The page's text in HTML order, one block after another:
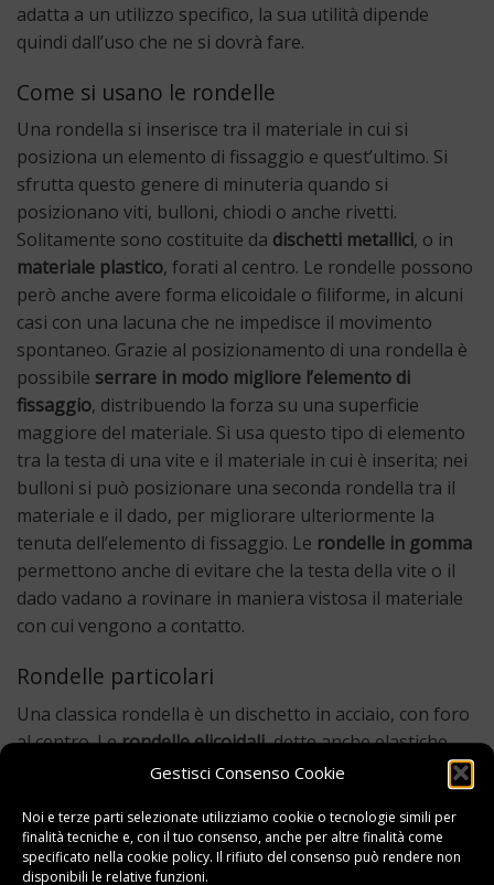
Gestisci Consenso Cookie
Noi e terze parti selezionate utilizziamo cookie o tecnologie simili per
finalità tecniche e, con il tuo consenso, anche per altre finalità come
specificato nella cookie policy. Il rifiuto del consenso può rendere non
disponibili le relative funzioni.
adatta a un utilizzo specifico, la sua utilità dipende
quindi dall’uso che ne si dovrà fare.
Come si usano le rondelle
Una rondella si inserisce tra il materiale in cui si
posiziona un elemento di fissaggio e quest’ultimo. Si
sfrutta questo genere di minuteria quando si
posizionano viti, bulloni, chiodi o anche rivetti.
Solitamente sono costituite da dischetti metallici, o in
materiale plastico, forati al centro. Le rondelle possono
però anche avere forma elicoidale o filiforme, in alcuni
casi con una lacuna che ne impedisce il movimento
spontaneo. Grazie al posizionamento di una rondella è
possibile serrare in modo migliore l’elemento di
fissaggio, distribuendo la forza su una superficie
maggiore del materiale. Si usa questo tipo di elemento
tra la testa di una vite e il materiale in cui è inserita; nei
bulloni si può posizionare una seconda rondella tra il
materiale e il dado, per migliorare ulteriormente la
tenuta dell’elemento di fissaggio. Le rondelle in gomma
permettono anche di evitare che la testa della vite o il
dado vadano a rovinare in maniera vistosa il materiale
con cui vengono a contatto.
Rondelle particolari
Una classica rondella è un dischetto in acciaio, con foro
al centro. Lerondelle elicoidali, dette anche elastiche,
sono anche detteantisvitamento , perché limitano
serraggio si allenti a causa di sollecitazioni esterne. Si
possono trovare in commercio anche rondellezigrinate
o dentellate, chein fase di serraggio